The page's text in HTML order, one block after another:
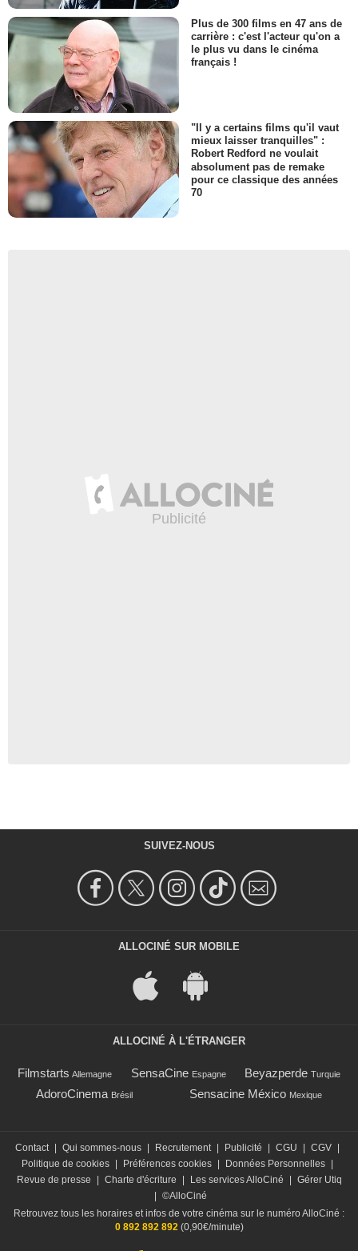
Plus de 300 films en 47 ans de
carrière : c'est l'acteur qu'on a
le plus vu dans le cinéma
français !
"Il y a certains films qu'il vaut
mieux laisser tranquilles" :
Robert Redford ne voulait
absolument pas de remake
pour ce classique des années
70
SUIVEZ-NOUS
ALLOCINÉ SUR MOBILE
ALLOCINÉ À L'ÉTRANGER
Filmstarts Allemagne SensaCine Espagne Beyazperde Turquie
AdoroCinema Brésil Sensacine México Mexique
Contact | Qui sommes-nous | Recrutement | Publicité | CGU | CGV |
Politique de cookies | Préférences cookies | Données Personnelles |
Revue de presse
| Charte d'écriture | Les services AlloCiné | Gérer Utiq
| ©AlloCiné
Retrouvez tous les horaires et infos de votre cinéma sur le numéro AlloCiné :
0 892 892 892 (0,90€/minute)